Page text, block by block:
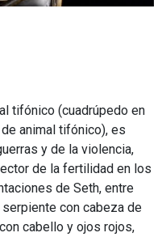
tifónico (cuadrúpedo en
animal tifónico), es
y de la violencia,
de la fertilidad en los
de Seth, entre
con cabeza de
cabello y ojos rojos,